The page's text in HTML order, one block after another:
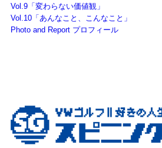
Vol.9「変わらない価値観」
Vol.10「あんなこと、こんなこと」
Photo and Report プロフィール